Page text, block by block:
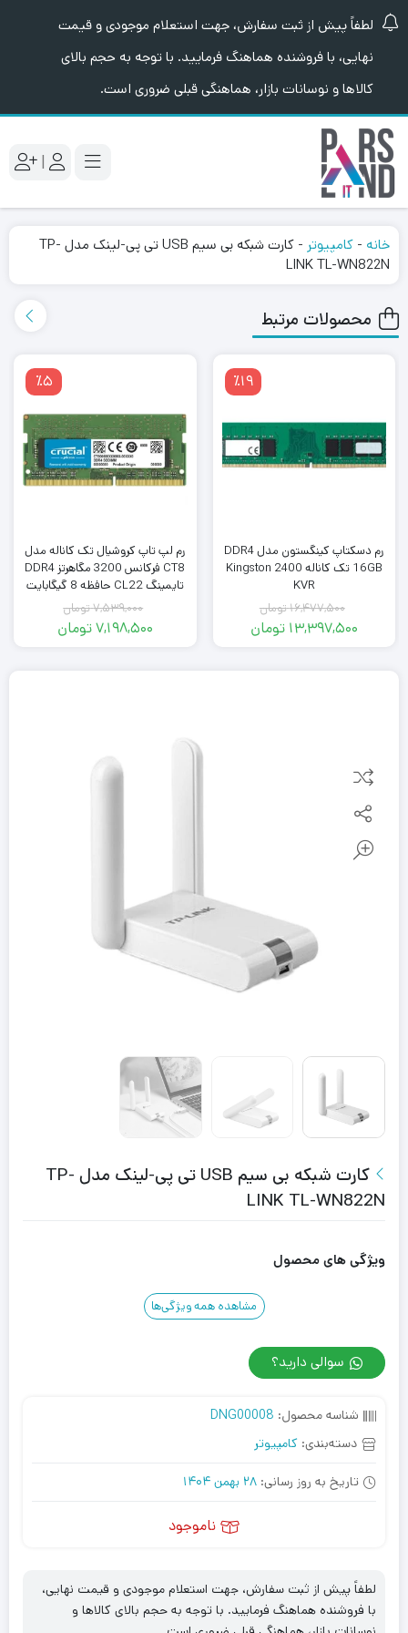
لطفاً پیش از ثبت سفارش، جهت استعلام موجودی و قیمت
نهایی، با فروشنده هماهنگ فرمایید. با توجه به حجم بالای
کالاها و نوسانات بازار، هماهنگی قبلی ضروری است.
|
خانه - کامپیوتر -
کارت شبکه بی سیم USB تی پی-لینک مدل TP-
LINK TL-WN822N
محصولات مرتبط
٪19
رم دسکتاپ کینگستون مدل DDR4
16GB تک کاناله 2400 Kingston
KVR
16,477,500تومان
13,397,500 تومان
٪5
رم لپ تاپ کروشیال تک کاناله مدل
CT8 فرکانس 3200 مگاهرتز DDR4
تایمینگ CL22 حافظه 8 گیگابایت
7,539,000تومان
7,198,500تومان
کارت شبکه بی سیم USB تی پی-لینک مدل TP-
LINK TL-WN822N
ویژگی های محصول
مشاهده همه ویژگی‌ها
سوالی دارید؟
شناسه محصول: DNG00008
دسته‌بندی: کامپیوتر
تاریخ به روز رسانی: 28 بهمن 1404
ناموجود
لطفاً پیش از ثبت سفارش، جهت استعلام موجودی و قیمت نهایی،
با فروشنده هماهنگ فرمایید. با توجه به حجم بالای کالاها و